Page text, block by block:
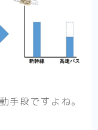
手段ですよね。